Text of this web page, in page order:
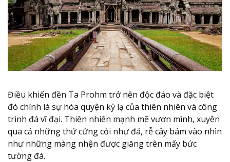
Điều khiến đền Ta Prohm trở nên độc đáo và đặc biệt
đó chính là sự hòa quyện kỳ lạ của thiên nhiên và công
trình đá vĩ đại. Thiên nhiên mạnh mẽ vươn mình, xuyên
qua cả những thứ cứng cỏi như đá, rễ cây bám vào nhìn
như những màng nhện được giăng trên mấy bức
tường đá.